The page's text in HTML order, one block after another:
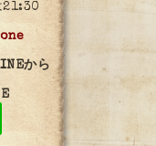
21:30
から